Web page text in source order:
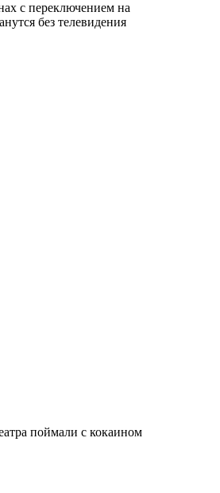
с переключением на
без телевидения
поймали с кокаином